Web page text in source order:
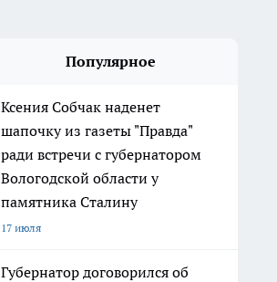
Популярное
Ксения Собчак наденет
шапочку из газеты "Правда"
ради встречи с губернатором
Вологодской области у
памятника Сталину
17 июля
Губернатор договорился об